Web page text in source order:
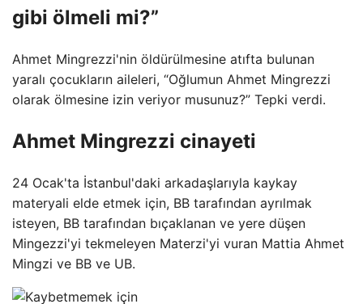
gibi ölmeli mi?”
Ahmet Mingrezzi'nin öldürülmesine atıfta bulunan
yaralı çocukların aileleri, “Oğlumun Ahmet Mingrezzi
olarak ölmesine izin veriyor musunuz?” Tepki verdi.
Ahmet Mingrezzi cinayeti
24 Ocak'ta İstanbul'daki arkadaşlarıyla kaykay
materyali elde etmek için, BB tarafından ayrılmak
isteyen, BB tarafından bıçaklanan ve yere düşen
Mingezzi'yi tekmeleyen Materzi'yi vuran Mattia Ahmet
Mingzi ve BB ve UB.